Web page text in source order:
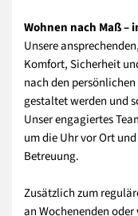
Wohnen nach Maß
Unsere
Komfort, Sicherheit
nach den
gestaltet werden und
Unser engagiertes
um die Uhr vor Ort
Betreuung.
Zusätzlich zum
an Wochenenden